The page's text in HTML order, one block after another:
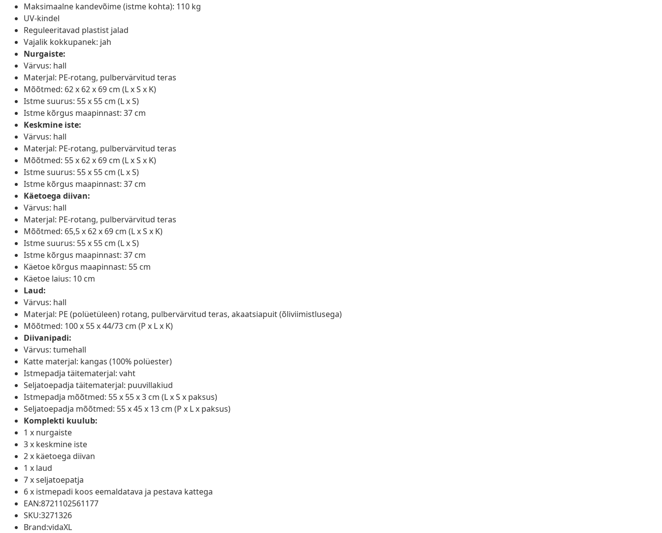
Maksimaalne kandevõime (istme kohta): 110 kg
UV-kindel
Reguleeritavad plastist jalad
Vajalik kokkupanek: jah
Nurgaiste:
Värvus: hall
Materjal: PE-rotang, pulbervärvitud teras
Mõõtmed: 62 x 62 x 69 cm (L x S x K)
Istme suurus: 55 x 55 cm (L x S)
Istme kõrgus maapinnast: 37 cm
Keskmine iste:
Värvus: hall
Materjal: PE-rotang, pulbervärvitud teras
Mõõtmed: 55 x 62 x 69 cm (L x S x K)
Istme suurus: 55 x 55 cm (L x S)
Istme kõrgus maapinnast: 37 cm
Käetoega diivan:
Värvus: hall
Materjal: PE-rotang, pulbervärvitud teras
Mõõtmed: 65,5 x 62 x 69 cm (L x S x K)
Istme suurus: 55 x 55 cm (L x S)
Istme kõrgus maapinnast: 37 cm
Käetoe kõrgus maapinnast: 55 cm
Käetoe laius: 10 cm
Laud:
Värvus: hall
Materjal: PE (polüetüleen) rotang, pulbervärvitud teras, akaatsiapuit (õliviimistlusega)
Mõõtmed: 100 x 55 x 44/73 cm (P x L x K)
Diivanipadi:
Värvus: tumehall
Katte materjal: kangas (100% polüester)
Istmepadja täitematerjal: vaht
Seljatoepadja täitematerjal: puuvillakiud
Istmepadja mõõtmed: 55 x 55 x 3 cm (L x S x paksus)
Seljatoepadja mõõtmed: 55 x 45 x 13 cm (P x L x paksus)
Komplekti kuulub:
1 x nurgaiste
3 x keskmine iste
2 x käetoega diivan
1 x laud
7 x seljatoepatja
6 x istmepadi koos eemaldatava ja pestava kattega
EAN:8721102561177
SKU:3271326
Brand:vidaXL